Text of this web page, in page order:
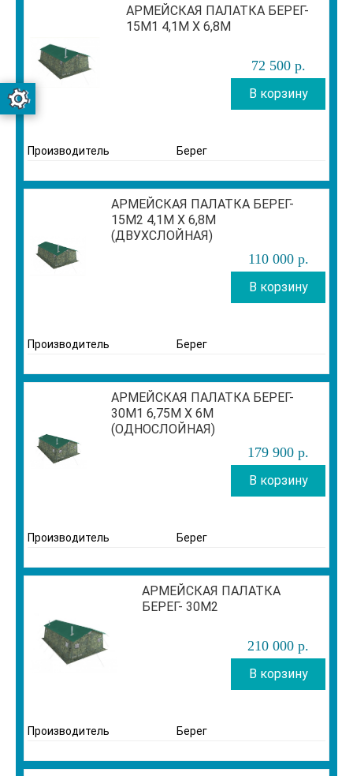
АРМЕЙСКАЯ ПАЛАТКА БЕРЕГ-
15М1 4,1М Х 6,8М
72 500р.
В корзину
Производитель Берег
АРМЕЙСКАЯ ПАЛАТКА БЕРЕГ-
15М2 4,1М Х 6,8М
(ДВУХСЛОЙНАЯ)
110 000р.
В корзину
Производитель Берег
АРМЕЙСКАЯ ПАЛАТКА БЕРЕГ-
30М1 6,75М Х 6М
(ОДНОСЛОЙНАЯ)
179 900 р.
В корзину
Производитель Берег
АРМЕЙСКАЯ ПАЛАТКА
БЕРЕГ- 30М2
210 000 р.
В корзину
Производитель Берег